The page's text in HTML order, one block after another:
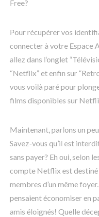
Free?
Pour récupérer vos
connecter à votre Espace
allez dans l’onglet
“Netflix” et enfin sur
vous voilà paré pour
films disponibles sur
Maintenant, parlons un
Savez-vous qu’il est
sans payer? Eh oui, selon
compte Netflix est destiné
membres d’un même
pensaient économiser en
amis éloignés! Quelle